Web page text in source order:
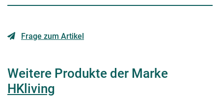
Frage zum Artikel
Weitere Produkte der Marke
HKliving